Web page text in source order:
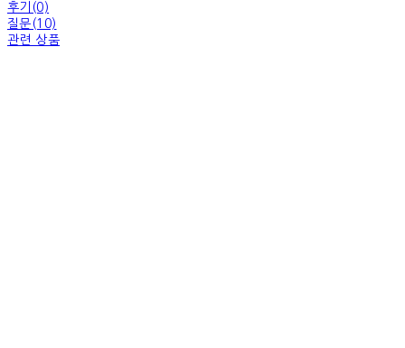
후기(0)
질문(10)
관련 상품